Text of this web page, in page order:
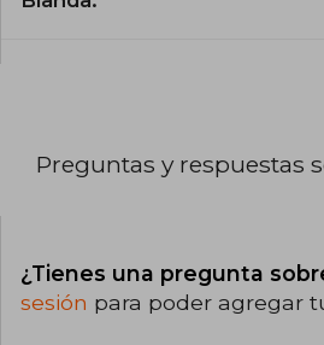
Preguntas y respuestas
¿Tienes una pregunta
sesión para poder agregar